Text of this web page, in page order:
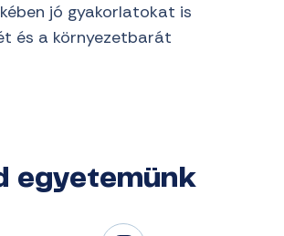
jó gyakorlatokat is
és a környezetbarát
egyetemünk